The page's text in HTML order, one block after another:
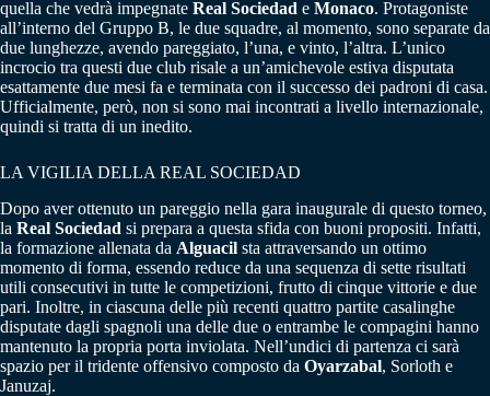
quella che vedrà impegnate Real Sociedad e Monaco. Protagoniste
all’interno del Gruppo B, le due squadre, al momento, sono separate da
due lunghezze, avendo pareggiato, l’una, e vinto, l’altra. L’unico
incrocio tra questi due club risale a un’amichevole estiva disputata
esattamente due mesi fa e terminata con il successo dei padroni di casa.
Ufficialmente, però, non si sono mai incontrati a livello internazionale,
quindi si tratta di un inedito.
LA VIGILIA DELLA REAL SOCIEDAD
Dopo aver ottenuto un pareggio nella gara inaugurale di questo torneo,
la Real Sociedad si prepara a questa sfida con buoni propositi. Infatti,
la formazione allenata da Alguacil sta attraversando un ottimo
momento di forma, essendo reduce da una sequenza di sette risultati
utili consecutivi in tutte le competizioni, frutto di cinque vittorie e due
pari. Inoltre, in ciascuna delle più recenti quattro partite casalinghe
disputate dagli spagnoli una delle due o entrambe le compagini hanno
mantenuto la propria porta inviolata. Nell’undici di partenza ci sarà
spazio per il tridente offensivo composto da Oyarzabal, Sorloth e
Januzaj.